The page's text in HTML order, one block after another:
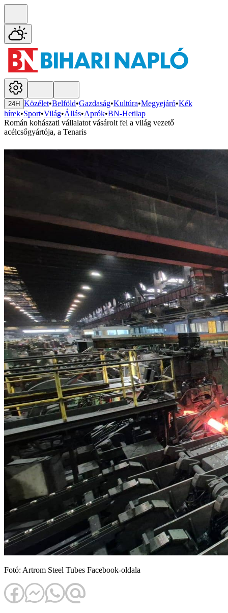
24H Közélet•Belföld•Gazdaság•Kultúra•Megyejáró•Kék
hírek•Sport•Világ•Állás•Aprók•BN-Hetilap
Román kohászati vállalatot vásárolt fel a világ vezető
acélcsőgyártója, a Tenaris
Fotó: Artrom Steel Tubes Facebook-oldala